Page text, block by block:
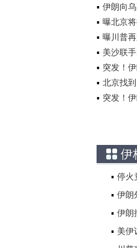
伊朗向
曝北京
曝川普
美沙联
突发！
北京找
突发！
伊
停火
伊朗
伊朗
美伊